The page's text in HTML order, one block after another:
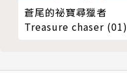
蒼尾的祕寶尋獵者
Treasure chaser (01)